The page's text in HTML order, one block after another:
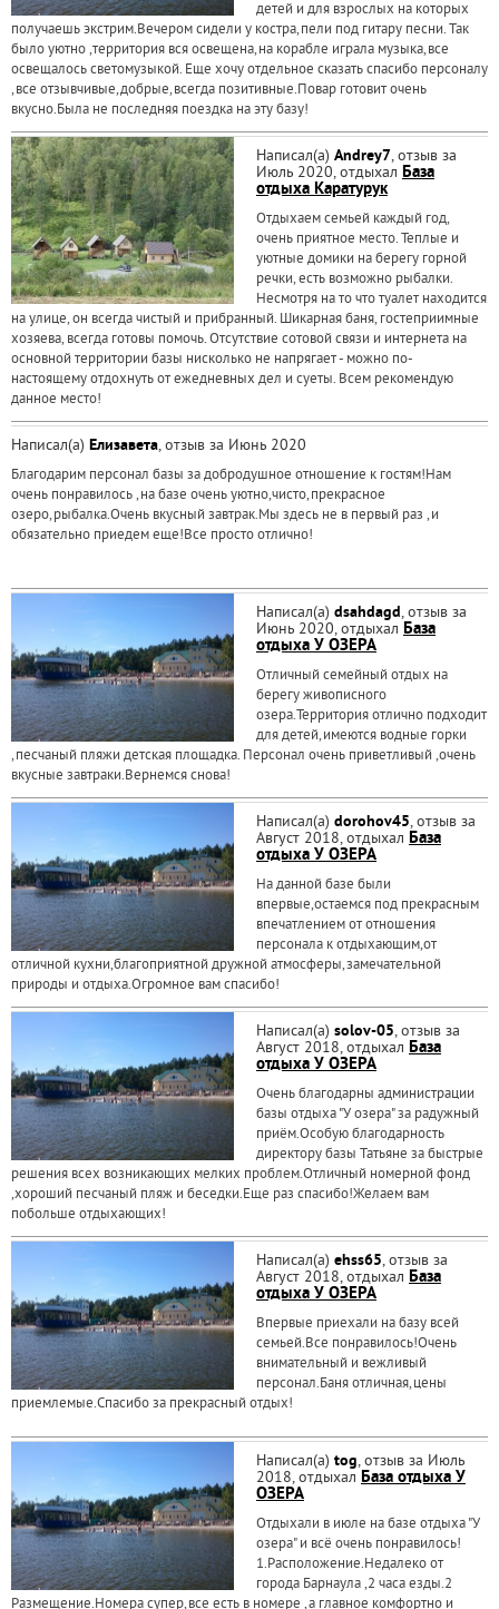
детей и для взрослых на которых
получаешь экстрим.Вечером сидели у костра,пели под гитару песни. Так
было уютно ,территория вся освещена,на корабле играла музыка,все
освещалось светомузыкой. Еще хочу отдельное сказать спасибо персоналу
,все отзывчивые,добрые,всегда позитивные.Повар готовит очень
вкусно.Была не последняя поездка на эту базу!
Написал(а) Andrey7, отзыв за
Июль 2020, отдыхал База
отдыха Каратурук
Отдыхаем семьей каждый год,
очень приятное место. Теплые и
уютные домики на берегу горной
речки, есть возможно рыбалки.
Несмотря на то что туалет находится
на улице, он всегда чистый и прибранный. Шикарная баня, гостеприимные
хозяева, всегда готовы помочь. Отсутствие сотовой связи и интернета на
основной территории базы нисколько не напрягает - можно по-
настоящему отдохнуть от ежедневных дел и суеты. Всем рекомендую
данное место!
Написал(а) Елизавета, отзыв за Июнь 2020
Благодарим персонал базы за добродушное отношение к гостям!Нам
очень понравилось ,на базе очень уютно,чисто,прекрасное
озеро,рыбалка.Очень вкусный завтрак.Мы здесь не в первый раз ,и
обязательно приедем еще!Все просто отлично!
Написал(а) dsahdagd, отзыв за
Июнь 2020, отдыхал База
отдыха У ОЗЕРА
Отличный семейный отдых на
берегу живописного
озера.Территория отлично подходит
для детей,имеются водные горки
,песчаный пляжи детская площадка. Персонал очень приветливый ,очень
вкусные завтраки.Вернемся снова!
Написал(а) dorohov45, отзыв за
Август 2018, отдыхал База
отдыха У ОЗЕРА
На данной базе были
впервые,остаемся под прекрасным
впечатлением от отношения
персонала к отдыхающим,от
отличной кухни,благоприятной дружной атмосферы,замечательной
природы и отдыха.Огромное вам спасибо!
Написал(а) solov-05, отзыв за
Август 2018, отдыхал База
отдыха У ОЗЕРА
Очень благодарны администрации
базы отдыха "У озера" за радужный
приём.Особую благодарность
директору базы Татьяне за быстрые
решения всех возникающих мелких проблем.Отличный номерной фонд
,хороший песчаный пляж и беседки.Еще раз спасибо!Желаем вам
побольше отдыхающих!
Написал(а) ehss65, отзыв за
Август 2018, отдыхал База
отдыха У ОЗЕРА
Впервые приехали на базу всей
семьей.Все понравилось!Очень
внимательный и вежливый
персонал.Баня отличная,цены
приемлемые.Спасибо за прекрасный отдых!
Написал(а) tog, отзыв за Июль
2018, отдыхал База отдыха У
ОЗЕРА
Отдыхали в июле на базе отдыха "У
озера" и всё очень понравилось!
1.Расположение.Недалеко от
города Барнаула ,2 часа езды.2
Размещение.Номера супер,все есть в номере ,а главное комфортно и